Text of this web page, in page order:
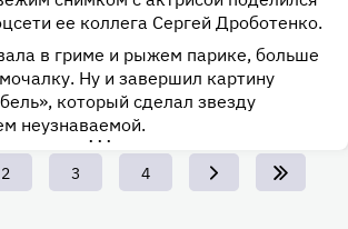
ее коллега Сергей Дроботенко.
в гриме и рыжем парике, больше
Ну и завершил картину
который сделал звезду
неузнаваемой.
•••
Page
2 Page
3 Page
4